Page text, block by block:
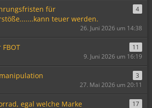
für
teuer werden.
4
26. Juni 2026 um 14:38
11
9. Juni 2026 um 16:19
3
27. Mai 2026 um 20:11
egal welche Marke 17